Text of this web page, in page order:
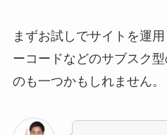
まずお試しでサイトを運
ーコードなどのサブスク
のも一つかもしれません。